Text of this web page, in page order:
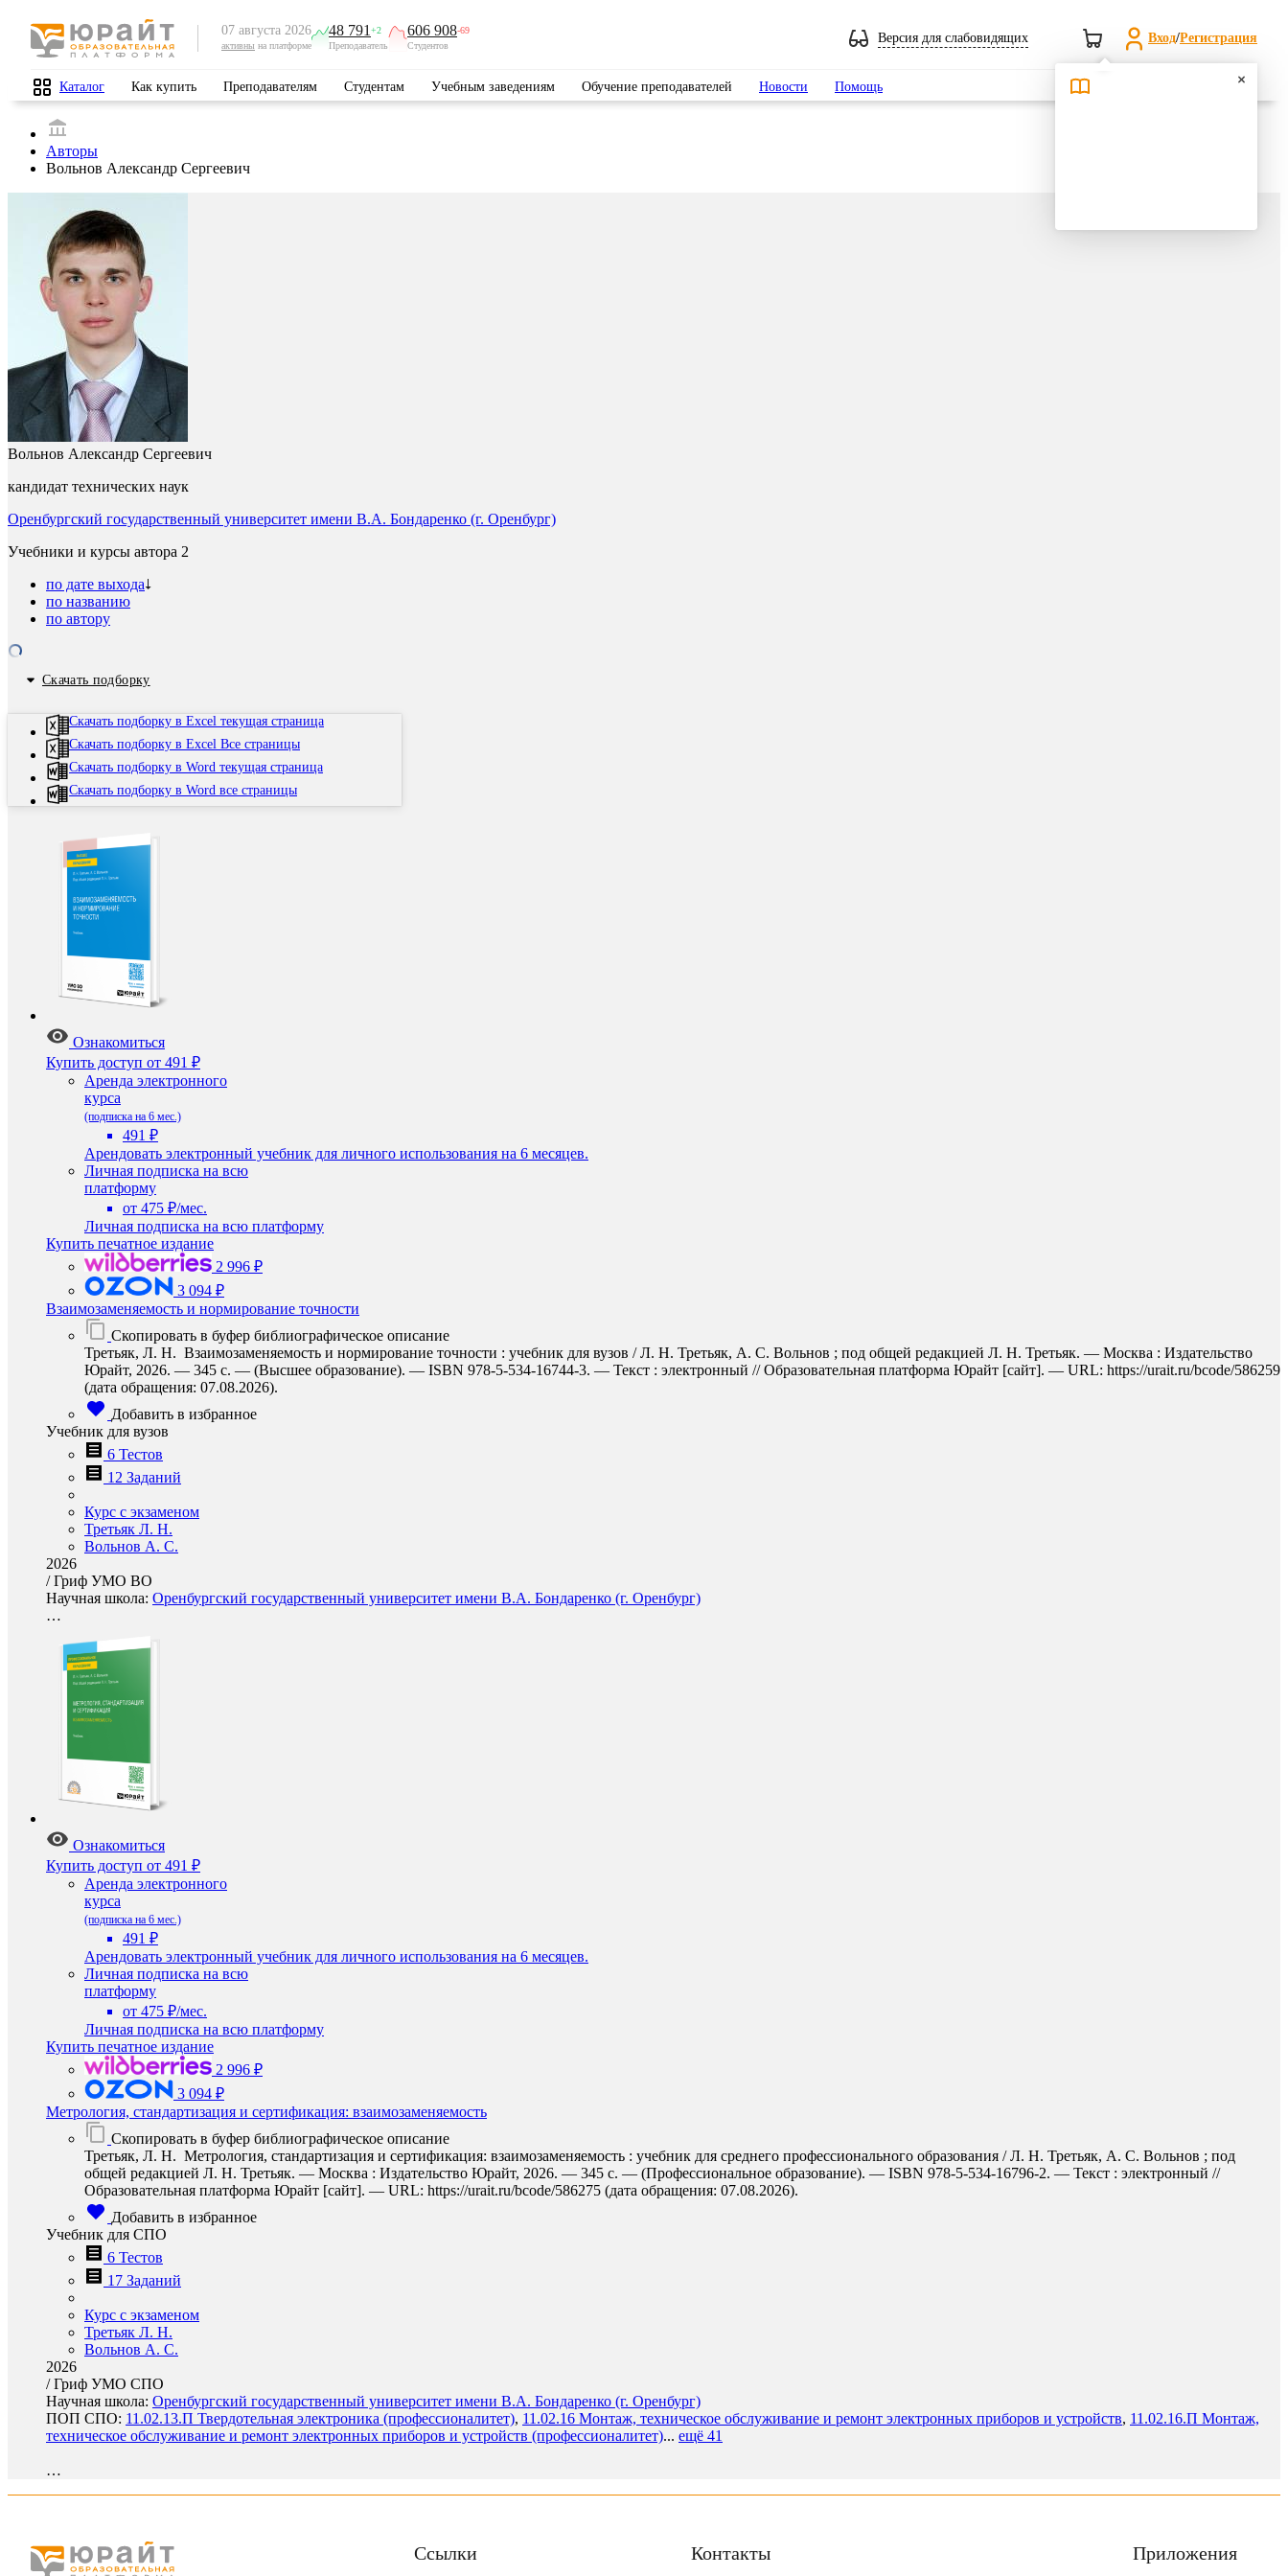
07 августа 2026
активны на платформе
48 791 +2
Преподаватель
606 908-69
Студентов
Версия для слабовидящих Вход/Регистрация
Каталог Как купить Преподавателям Студентам Учебным заведениям Обучение преподавателей Новости Помощь Поиск
Авторы
Вольнов Александр Сергеевич
Вольнов Александр Сергеевич
кандидат технических наук
Оренбургский государственный университет имени В.А. Бондаренко (г. Оренбург)
Учебники и курсы автора 2
по дате выхода
по названию
по автору
Скачать подборку
Скачать подборку в Excel текущая страница
Скачать подборку в Excel Все страницы
Скачать подборку в Word текущая страница
Скачать подборку в Word все страницы
Ознакомиться
Купить доступ от 491 ₽
Аренда электронного
курса
(подписка на 6 мес.)
491 ₽
Арендовать электронный учебник для личного использования на 6 месяцев.
Личная подписка на всю
платформу
от 475 ₽/мес.
Личная подписка на всю платформу
Купить печатное издание
2 996 ₽
3 094 ₽
Взаимозаменяемость и нормирование точности
Скопировать в буфер библиографическое описание
Третьяк, Л. Н. Взаимозаменяемость и нормирование точности : учебник для вузов / Л. Н. Третьяк, А. С. Вольнов ; под общей редакцией Л. Н. Третьяк. — Москва : Издательство
Юрайт, 2026. — 345 с. — (Высшее образование). — ISBN 978-5-534-16744-3. — Текст : электронный // Образовательная платформа Юрайт [сайт]. — URL: https://urait.ru/bcode/586259
(дата обращения: 07.08.2026).
Добавить в избранное
Учебник для вузов
6 Тестов
12 Заданий
Курс с экзаменом
Третьяк Л. Н.
Вольнов А. С.
2026
/Гриф УМО ВО
Научная школа: Оренбургский государственный университет имени В.А. Бондаренко (г. Оренбург)
…
Ознакомиться
Купить доступ от 491 ₽
Аренда электронного
курса
(подписка на 6 мес.)
491 ₽
Арендовать электронный учебник для личного использования на 6 месяцев.
Личная подписка на всю
платформу
от 475 ₽/мес.
Личная подписка на всю платформу
Купить печатное издание
2 996 ₽
3 094 ₽
Метрология, стандартизация и сертификация: взаимозаменяемость
Скопировать в буфер библиографическое описание
Третьяк, Л. Н. Метрология, стандартизация и сертификация: взаимозаменяемость : учебник для среднего профессионального образования / Л. Н. Третьяк, А. С. Вольнов ; под
общей редакцией Л. Н. Третьяк. — Москва : Издательство Юрайт, 2026. — 345 с. — (Профессиональное образование). — ISBN 978-5-534-16796-2. — Текст : электронный //
Образовательная платформа Юрайт [сайт]. — URL: https://urait.ru/bcode/586275 (дата обращения: 07.08.2026).
Добавить в избранное
Учебник для СПО
6 Тестов
17 Заданий
Курс с экзаменом
Третьяк Л. Н.
Вольнов А. С.
2026
/Гриф УМО СПО
Научная школа: Оренбургский государственный университет имени В.А. Бондаренко (г. Оренбург)
ПОП СПО: 11.02.13.П Твердотельная электроника (профессионалитет), 11.02.16 Монтаж, техническое обслуживание и ремонт электронных приборов и устройств, 11.02.16.П Монтаж,
техническое обслуживание и ремонт электронных приборов и устройств (профессионалитет)... ещё 41
…
Ссылки Контакты Приложения